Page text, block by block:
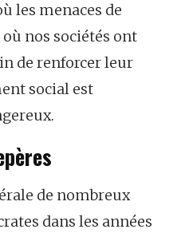
les menaces de
nos sociétés ont
de renforcer leur
social est
de nombreux
dans les années